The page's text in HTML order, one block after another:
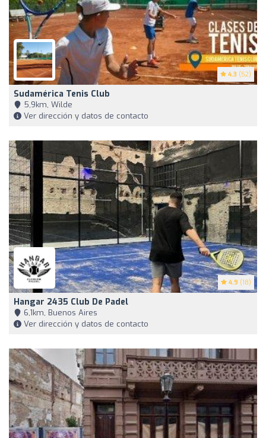
4.3 (52)
Sudamérica Tenis Club
5,9km, Wilde
Ver dirección y datos de contacto
4.9 (18)
Hangar 2435 Club De Padel
6,1km, Buenos Aires
Ver dirección y datos de contacto